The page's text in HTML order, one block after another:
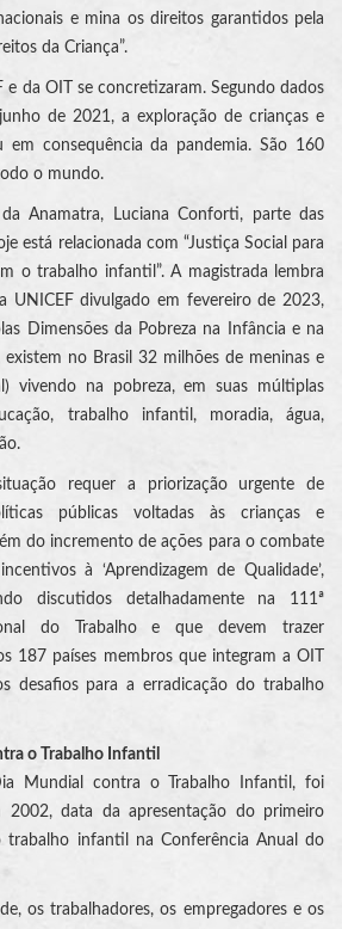
e mina os direitos garantidos pela
da Criança”.
e da OIT se concretizaram. Segundo dados
de 2021, a exploração de crianças e
em consequência da pandemia. São 160
o mundo.
Anamatra, Luciana Conforti, parte das
está relacionada com “Justiça Social para
o trabalho infantil”. A magistrada lembra
UNICEF divulgado em fevereiro de 2023,
Dimensões da Pobreza na Infância e na
existem no Brasil 32 milhões de meninas e
vivendo na pobreza, em suas múltiplas
trabalho infantil, moradia, água,
requer a priorização urgente de
públicas voltadas às crianças e
do incremento de ações para o combate
à ‘Aprendizagem de Qualidade’,
discutidos detalhadamente na 111ª
do Trabalho e que devem trazer
187 países membros que integram a OIT
desafios para a erradicação do trabalho
o Trabalho Infantil
Mundial contra o Trabalho Infantil, foi
data da apresentação do primeiro
trabalho infantil na Conferência Anual do
os trabalhadores, os empregadores e os